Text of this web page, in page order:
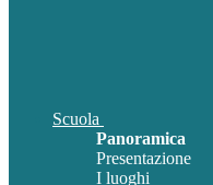
Scuola
Panoramica
Presentazione
I luoghi